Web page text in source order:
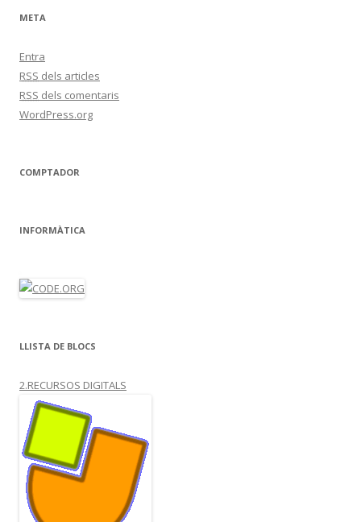
META
Entra
RSS dels articles
RSS dels comentaris
WordPress.org
COMPTADOR
INFORMÀTICA
LLISTA DE BLOCS
2.RECURSOS DIGITALS